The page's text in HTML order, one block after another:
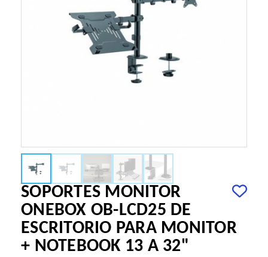
SOPORTES MONITOR
ONEBOX OB-LCD25 DE
ESCRITORIO PARA MONITOR
+ NOTEBOOK 13 A 32"